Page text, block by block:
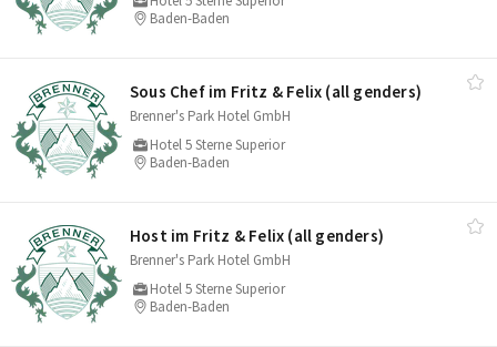
Baden-Baden
Sous Chef im Fritz & Felix (all genders)
Brenner's Park Hotel GmbH
Hotel 5 Sterne Superior
Baden-Baden
Host im Fritz & Felix (all genders)
Brenner's Park Hotel GmbH
Hotel 5 Sterne Superior
Baden-Baden